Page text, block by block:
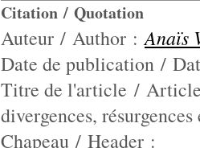
Citation / Quotation
Auteur / Author :Anaïs
Date de publication /
Titre de l'article /
divergences,
Chapeau / Header :